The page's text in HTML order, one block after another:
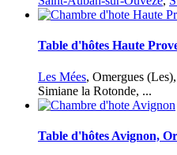
Table d'hôtes Haute
Les Mées, Omergues (Les),
Simiane la Rotonde, ...
Table d'hôtes Avignon,